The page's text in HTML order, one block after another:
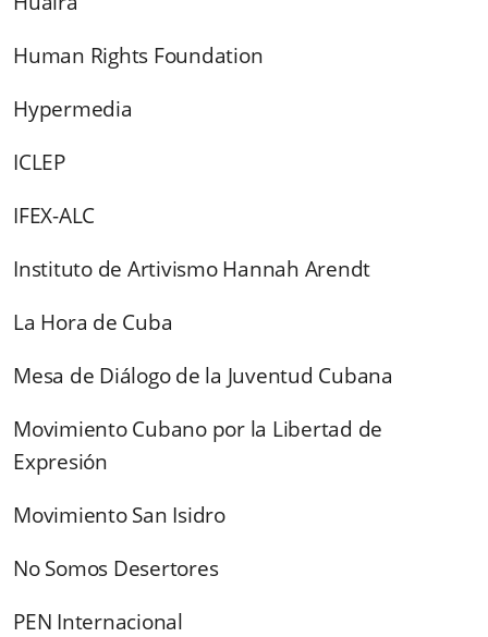
Human Rights Foundation
Hypermedia
ICLEP
IFEX-ALC
Instituto de Artivismo Hannah Arendt
La Hora de Cuba
Mesa de Diálogo de la Juventud Cubana
Movimiento Cubano por la Libertad de
Expresión
Movimiento San Isidro
No Somos Desertores
PEN Internacional